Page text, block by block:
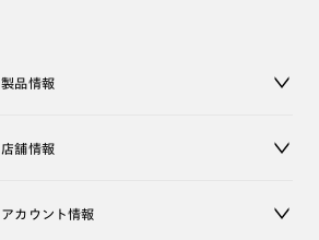
製品情報
店舗情報
アカウント情報